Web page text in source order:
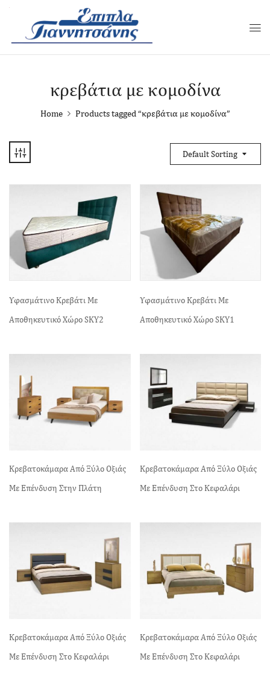
κρεβάτια με κομοδίνα
Home Products tagged “κρεβάτια με κομοδίνα”
Default Sorting
Υφασμάτινο Κρεβάτι Με
Αποθηκευτικό Χώρο SKY2
Υφασμάτινο Κρεβάτι Με
Αποθηκευτικό Χώρο SKY1
Κρεβατοκάμαρα Από Ξύλο Οξιάς
Με Επένδυση Στην Πλάτη
Κρεβατοκάμαρα Από Ξύλο Οξιάς
Με Επένδυση Στο Κεφαλάρι
Κρεβατοκάμαρα Από Ξύλο Οξιάς
Με Επένδυση Στο Κεφαλάρι
Κρεβατοκάμαρα Από Ξύλο Οξιάς
Με Επένδυση Στο Κεφαλάρι